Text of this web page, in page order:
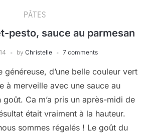
PÂTES
pesto, sauce au parmesan
by Christelle 7 comments
d’une belle couleur vert
à merveille avec une sauce au
goût. Ca m’a pris un après-midi de
était vraiment à la hauteur.
sommes régalés ! Le goût du